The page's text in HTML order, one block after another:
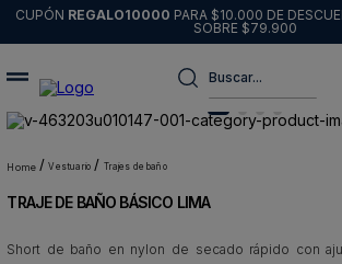
CUPÓN REGALO10000 PARA $10.000 DE
SOBRE $79.900
Buscar...
vestuario trajes de baño
TRAJE DE BAÑO BÁSICO LIMA
Short de baño en nylon de secado rápido con
1.
sweater
2.
chaquetas
3.
pantalon